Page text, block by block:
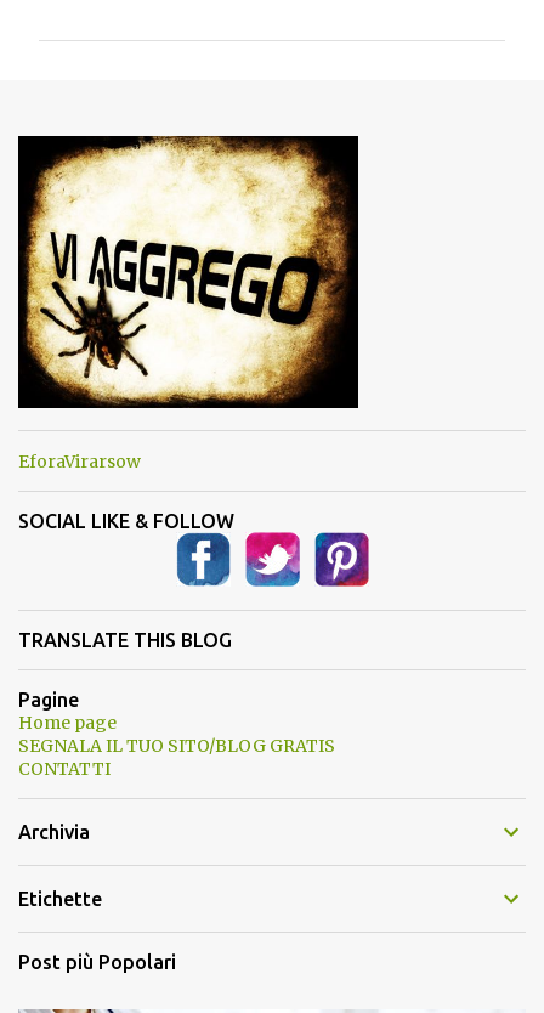
n
t
i
EforaVirarsow
SOCIAL LIKE & FOLLOW
TRANSLATE THIS BLOG
Pagine
Home page
SEGNALA IL TUO SITO/BLOG GRATIS
CONTATTI
Archivia
Etichette
Post più Popolari